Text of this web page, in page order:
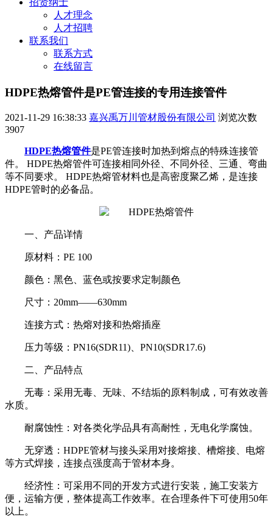
人才理念
人才招聘
联系我们
联系方式
在线留言
HDPE热熔管件是PE管连接的专用连接管件
2021-11-29 16:38:33 嘉兴禹万川管材股份有限公司 浏览次数
3907
HDPE热熔管件是PE管连接时加热到熔点的特殊连接管
件。 HDPE热熔管件可连接相同外径、不同外径、三通、弯曲
等不同要求。 HDPE热熔管材料也是高密度聚乙烯，是连接
HDPE管时的必备品。
一、产品详情
原材料：PE 100
颜色：黑色、蓝色或按要求定制颜色
尺寸：20mm——630mm
连接方式：热熔对接和热熔插座
压力等级：PN16(SDR11)、PN10(SDR17.6)
二、产品特点
无毒：采用无毒、无味、不结垢的原料制成，可有效改善
水质。
耐腐蚀性：对各类化学品具有高耐性，无电化学腐蚀。
无穿透：HDPE管材与接头采用对接熔接、槽熔接、电熔
等方式焊接，连接点强度高于管材本身。
经济性：可采用不同的开发方式进行安装，施工安装方
便，运输方便，整体提高工作效率。在合理条件下可使用50年
以上。